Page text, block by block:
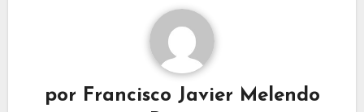
por Francisco Javier Melendo